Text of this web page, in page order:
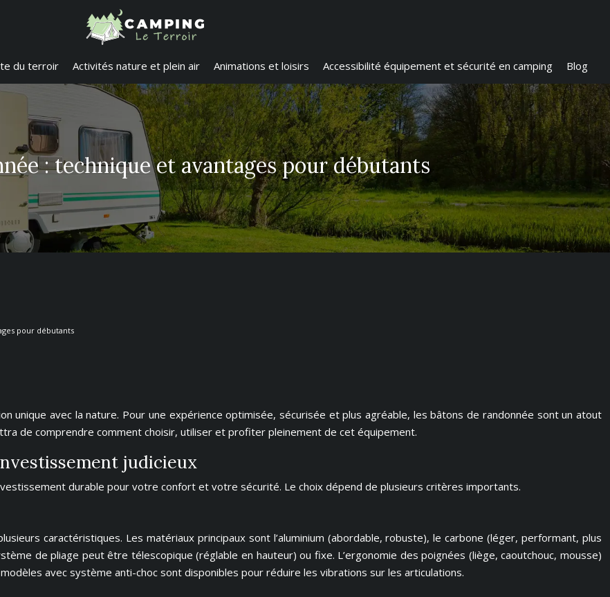
du terroir Activités nature et plein air Animations et loisirs Accessibilité équipement et sécurité en camping Blog
: technique et avantages pour débutants
pour débutants
unique avec la nature. Pour une expérience optimisée, sécurisée et plus agréable, les bâtons de randonnée sont un atout
de comprendre comment choisir, utiliser et profiter pleinement de cet équipement.
judicieux
durable pour votre confort et votre sécurité. Le choix dépend de plusieurs critères importants.
caractéristiques. Les matériaux principaux sont l’aluminium (abordable, robuste), le carbone (léger, performant, plus
de pliage peut être télescopique (réglable en hauteur) ou fixe. L’ergonomie des poignées (liège, caoutchouc, mousse)
avec système anti-choc sont disponibles pour réduire les vibrations sur les articulations.